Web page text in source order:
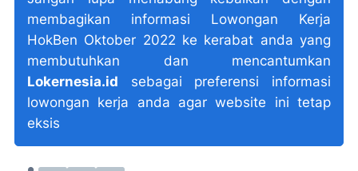
membagikan informasi Lowongan Kerja
HokBen Oktober 2022 ke kerabat anda yang
membutuhkan dan mencantumkan
Lokernesia.id sebagai preferensi informasi
lowongan kerja anda agar website ini tetap
eksis